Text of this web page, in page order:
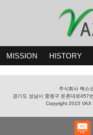
MISSION HISTORY
주식회사 벡스
경기도 성남시 중원구 둔촌대로457
Copyright 2015 VAX